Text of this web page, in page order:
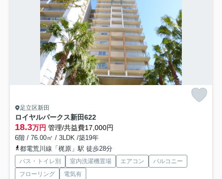
足立区新田
ロイヤルパークス新田622
18.3万円 管理/共益費17,000円
6階 / 76.00㎡ / 3LDK /築19年
都電荒川線「梶原」駅 徒歩28分
バス・トイレ別 室内洗濯機置場 エアコン
バルコニー
フローリング
電気有